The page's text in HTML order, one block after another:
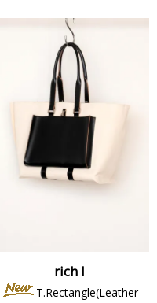
rich I
T.Rectangle(Leather